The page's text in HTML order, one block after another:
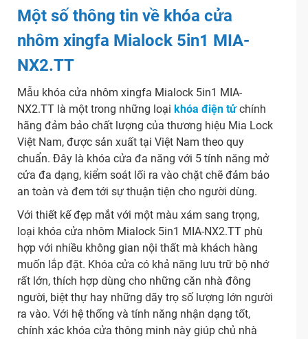
Một số thông tin về khóa cửa
nhôm xingfa Mialock 5in1 MIA-
NX2.TT
Mẫu khóa cửa nhôm xingfa Mialock 5in1 MIA-
NX2.TT là một trong những loại khóa điện tửchính
hãng đảm bảo chất lượng của thương hiệu Mia Lock
Việt Nam, được sản xuất tại Việt Nam theo quy
chuẩn. Đây là khóa cửa đa năng với 5 tính năng mở
cửa đa dạng, kiểm soát lối ra vào chặt chẽ đảm bảo
an toàn và đem tới sự thuận tiện cho người dùng.
Với thiết kế đẹp mắt với một màu xám sang trọng,
loại khóa cửa nhôm Mialock 5in1 MIA-NX2.TT phù
hợp với nhiều không gian nội thất mà khách hàng
muốn lắp đặt. Khóa cửa có khả năng lưu trữ bộ nhớ
rất lớn, thích hợp dùng cho những căn nhà đông
người, biệt thự hay những dãy trọ số lượng lớn người
ra vào. Với hệ thống và tính năng nhận dạng tốt,
chính xác khóa cửa thông minh này giúp chủ nhà